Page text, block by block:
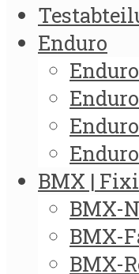
Enduro
BMX |
BMX-
BMX-
BMX-